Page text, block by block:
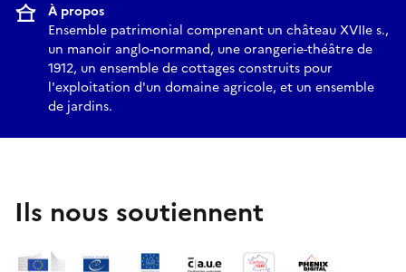
À propos
Ensemble patrimonial comprenant un château XVIIe s.,
un manoir anglo-normand, une orangerie-théâtre de
1912, un ensemble de cottages construits pour
l'exploitation d'un domaine agricole, et un ensemble
de jardins.
Ils nous soutiennent